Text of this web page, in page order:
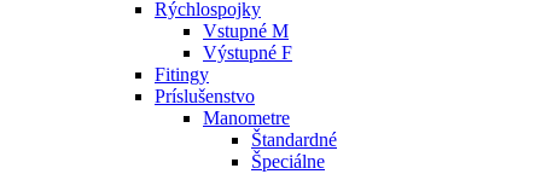
Rýchlospojky
Vstupné M
Výstupné F
Fitingy
Príslušenstvo
Manometre
Štandardné
Špeciálne